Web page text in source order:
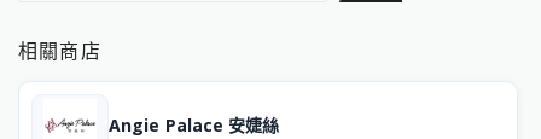
相關商店
Angie Palace 安婕絲